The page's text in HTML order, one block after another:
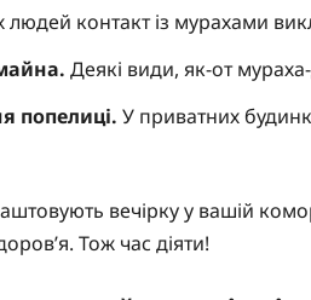
людей контакт із мурахами
Деякі види, як-от
попелиці. У приватних
вечірку у вашій
Тож час діяти!